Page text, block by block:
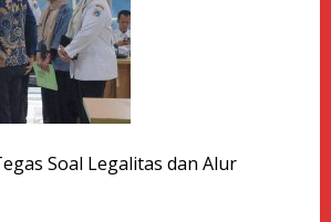
Soal Legalitas dan Alur